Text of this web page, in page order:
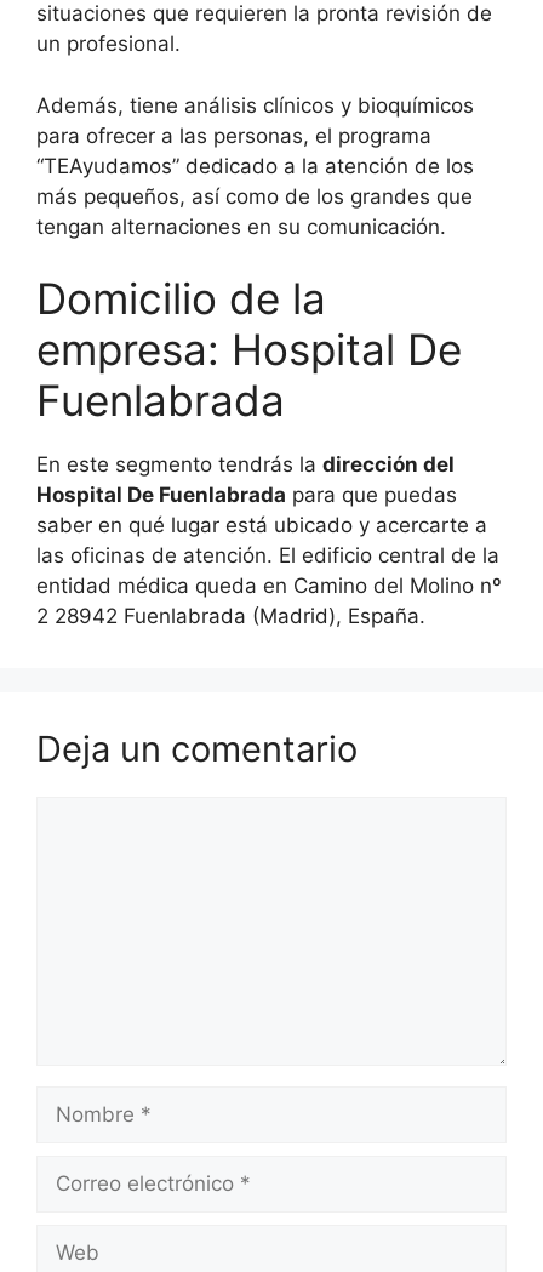
situaciones que requieren la pronta revisión de
un profesional.
Además, tiene análisis clínicos y bioquímicos
para ofrecer a las personas, el programa
“TEAyudamos” dedicado a la atención de los
más pequeños, así como de los grandes que
tengan alternaciones en su comunicación.
Domicilio de la
empresa: Hospital De
Fuenlabrada
En este segmento tendrás la dirección del
Hospital De Fuenlabrada para que puedas
saber en qué lugar está ubicado y acercarte a
las oficinas de atención. El edificio central de la
entidad médica queda en Camino del Molino nº
2 28942 Fuenlabrada (Madrid), España.
Deja un comentario
Nombre
Correo
Web